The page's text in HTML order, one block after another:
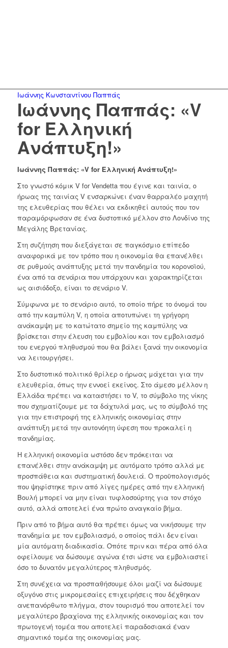
Ιωάννης Κωνσταντίνου Παππάς
Ιωάννης Παππάς: «V
for Ελληνική
Ανάπτυξη!»
Ιωάννης Παππάς: «V for Ελληνική Ανάπτυξη!»
Στο γνωστό κόμικ V for Vendetta που έγινε και ταινία, ο
ήρωας της ταινίας V ενσαρκώνει έναν θαρραλέο μαχητή
της ελευθερίας που θέλει να εκδικηθεί αυτούς που τον
παραμόρφωσαν σε ένα δυστοπικό μέλλον στο Λονδίνο της
Μεγάλης Βρετανίας.
Στη συζήτηση που διεξάγεται σε παγκόσμιο επίπεδο
αναφορικά με τον τρόπο που η οικονομία θα επανέλθει
σε ρυθμούς ανάπτυξης μετά την πανδημία του κορονοϊού,
ένα από τα σενάρια που υπάρχουν και χαρακτηρίζεται
ως αισιόδοξο, είναι το σενάριο V.
Σύμφωνα με το σενάριο αυτό, το οποίο πήρε το όνομά του
από την καμπύλη V, η οποία αποτυπώνει τη γρήγορη
ανάκαμψη με το κατώτατο σημείο της καμπύλης να
βρίσκεται στην έλευση του εμβολίου και τον εμβολιασμό
του ενεργού πληθυσμού που θα βάλει ξανά την οικονομία
να λειτουργήσει.
Στο δυστοπικό πολιτικό θρίλερ ο ήρωας μάχεται για την
ελευθερία, όπως την εννοεί εκείνος. Στο άμεσο μέλλον η
Ελλάδα πρέπει να καταστήσει το V, το σύμβολο της νίκης
που σχηματίζουμε με τα δάχτυλά μας, ως το σύμβολό της
για την επιστροφή της ελληνικής οικονομίας στην
ανάπτυξη μετά την αυτονόητη ύφεση που προκαλεί η
πανδημίας.
Η ελληνική οικονομία ωστόσο δεν πρόκειται να
επανέλθει στην ανάκαμψη με αυτόματο τρόπο αλλά με
προσπάθεια και συστηματική δουλειά. Ο προϋπολογισμός
που ψηφίστηκε πριν από λίγες ημέρες από την ελληνική
Βουλή μπορεί να μην είναι τυφλοσούρτης για τον στόχο
αυτό, αλλά αποτελεί ένα πρώτο αναγκαίο βήμα.
Πριν από το βήμα αυτό θα πρέπει όμως να νικήσουμε την
πανδημία με τον εμβολιασμό, ο οποίος πάλι δεν είναι
μία αυτόματη διαδικασία. Οπότε πριν και πέρα από όλα
οφείλουμε να δώσουμε αγώνα έτσι ώστε να εμβολιαστεί
όσο το δυνατόν μεγαλύτερος πληθυσμός.
Στη συνέχεια να προσπαθήσουμε όλοι μαζί να δώσουμε
οξυγόνο στις μικρομεσαίες επιχειρήσεις που δέχθηκαν
ανεπανόρθωτο πλήγμα, στον τουρισμό που αποτελεί τον
μεγαλύτερο βραχίονα της ελληνικής οικονομίας και τον
πρωτογενή τομέα που αποτελεί παραδοσιακά έναν
σημαντικό τομέα της οικονομίας μας.